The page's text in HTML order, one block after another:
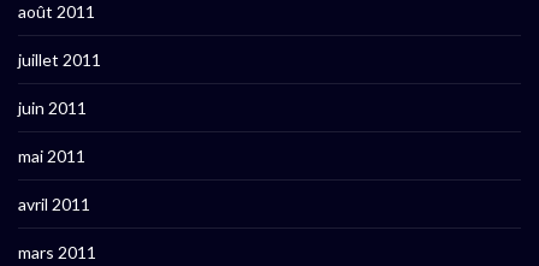
août 2011
juillet 2011
juin 2011
mai 2011
avril 2011
mars 2011